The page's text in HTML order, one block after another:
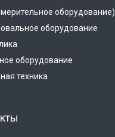
оборудование)
оборудование
оборудование
техника